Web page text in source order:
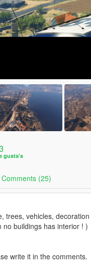
gusta's
(25)
trees, vehicles,
no buildings has interior ! )
write it in the comments.